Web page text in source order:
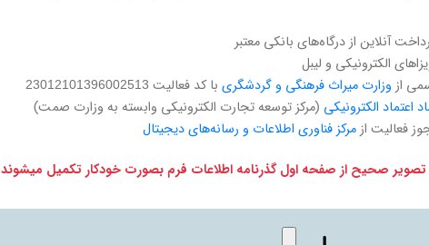
آنلاین از درگاه‌های بانکی معتبر
الکترونیکی و لیبل
از وزارت میراث فرهنگی و گردشگریبا کد فعالیت 23012101396002513
اعتماد الکترونیکی (مرکز توسعه تجارت الکترونیکی وابسته به وزارت صمت)
فعالیت ازمرکز فناوری اطلاعات و رسانه‌های دیجیتال
تصویر صحیح از صفحه اول گذرنامه اطلاعات فرم بصورت خودکار تکمیل میشوند